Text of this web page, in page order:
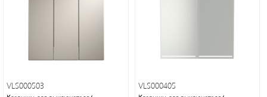
VLS000503 VLS000405